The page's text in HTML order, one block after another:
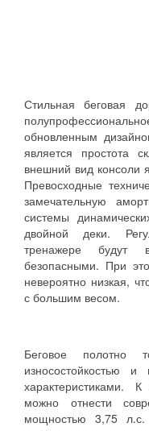
Стильная беговая
обновленным
является простота
внешний вид консоли
Превосходные
замечательную
системы
двойной деки.
тренажере будут
безопасными. При
невероятно низкая,
с большим весом.
Беговое полотно
износостойкостью и
характеристиками.
можно отнести
мощностью 3,75 л.с.